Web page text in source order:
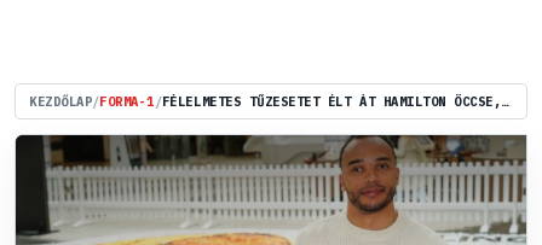
KEZDŐLAP/FORMA-1/ FÉLELMETES TŰZESETET ÉLT ÁT HAMILTON ÖCCSE, TALÁN A SZEZONT SEM TUDJA BEFEJEZNI!